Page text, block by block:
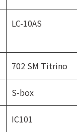
LC-10AS
702 SM Titrino
S-box
IC101